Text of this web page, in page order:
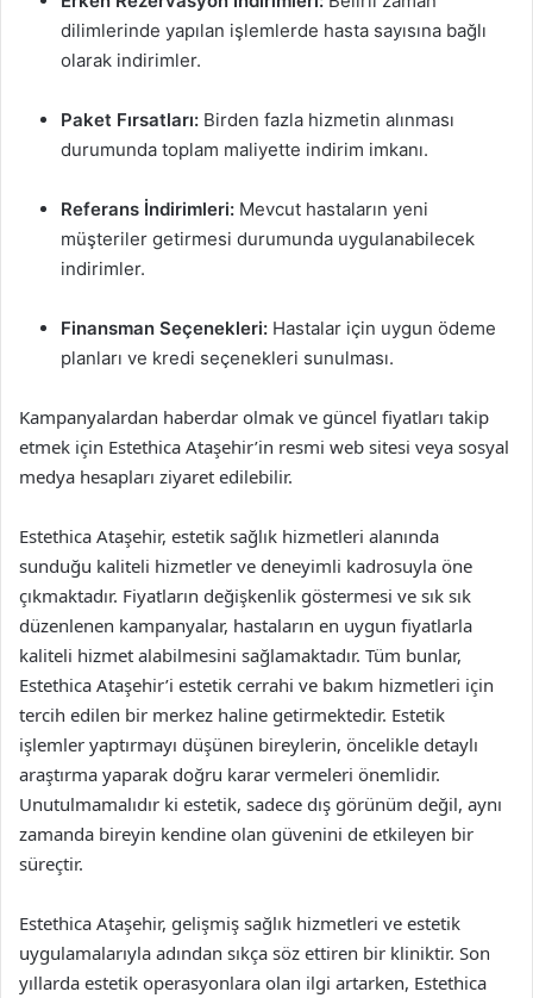
dilimlerinde yapılan işlemlerde hasta sayısına bağlı
olarak indirimler.
Paket Fırsatları: Birden fazla hizmetin alınması
durumunda toplam maliyette indirim imkanı.
Referans İndirimleri: Mevcut hastaların yeni
müşteriler getirmesi durumunda uygulanabilecek
indirimler.
Finansman Seçenekleri: Hastalar için uygun ödeme
planları ve kredi seçenekleri sunulması.
Kampanyalardan haberdar olmak ve güncel fiyatları takip
etmek için Estethica Ataşehir’in resmi web sitesi veya sosyal
medya hesapları ziyaret edilebilir.
Estethica Ataşehir, estetik sağlık hizmetleri alanında
sunduğu kaliteli hizmetler ve deneyimli kadrosuyla öne
çıkmaktadır. Fiyatların değişkenlik göstermesi ve sık sık
düzenlenen kampanyalar, hastaların en uygun fiyatlarla
kaliteli hizmet alabilmesini sağlamaktadır. Tüm bunlar,
Estethica Ataşehir’i estetik cerrahi ve bakım hizmetleri için
tercih edilen bir merkez haline getirmektedir. Estetik
işlemler yaptırmayı düşünen bireylerin, öncelikle detaylı
araştırma yaparak doğru karar vermeleri önemlidir.
Unutulmamalıdır ki estetik, sadece dış görünüm değil, aynı
zamanda bireyin kendine olan güvenini de etkileyen bir
süreçtir.
Estethica Ataşehir, gelişmiş sağlık hizmetleri ve estetik
uygulamalarıyla adından sıkça söz ettiren bir kliniktir. Son
yıllarda estetik operasyonlara olan ilgi artarken, Estethica